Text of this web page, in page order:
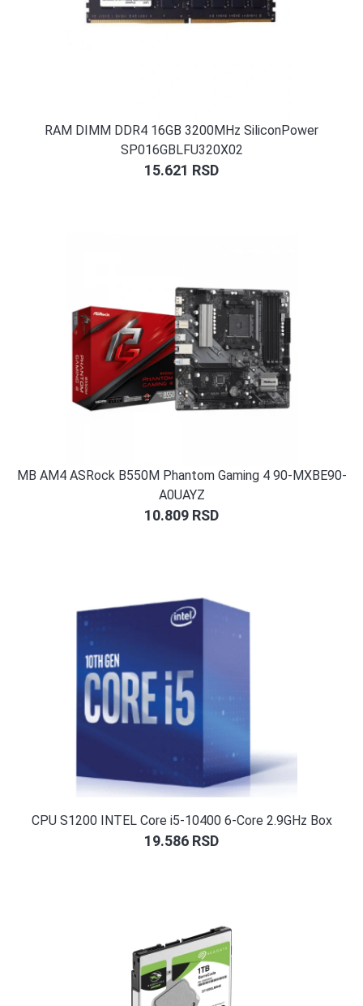
RAM DIMM DDR4 16GB 3200MHz SiliconPower
SP016GBLFU320X02
15.621 RSD
MB AM4 ASRock B550M Phantom Gaming 4 90-MXBE90-
A0UAYZ
10.809 RSD
CPU S1200 INTEL Core i5-10400 6-Core 2.9GHz Box
19.586 RSD